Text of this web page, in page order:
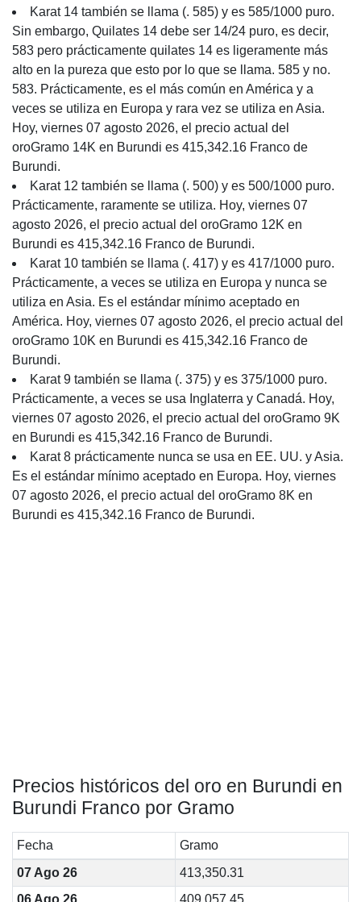
Karat 14 también se llama (. 585) y es 585/1000 puro.
Sin embargo, Quilates 14 debe ser 14/24 puro, es decir,
583 pero prácticamente quilates 14 es ligeramente más
alto en la pureza que esto por lo que se llama. 585 y no.
583. Prácticamente, es el más común en América y a
veces se utiliza en Europa y rara vez se utiliza en Asia.
Hoy, viernes 07 agosto 2026, el precio actual del
oroGramo 14K en Burundi es 415,342.16 Franco de
Burundi.
Karat 12 también se llama (. 500) y es 500/1000 puro.
Prácticamente, raramente se utiliza. Hoy, viernes 07
agosto 2026, el precio actual del oroGramo 12K en
Burundi es 415,342.16 Franco de Burundi.
Karat 10 también se llama (. 417) y es 417/1000 puro.
Prácticamente, a veces se utiliza en Europa y nunca se
utiliza en Asia. Es el estándar mínimo aceptado en
América. Hoy, viernes 07 agosto 2026, el precio actual del
oroGramo 10K en Burundi es 415,342.16 Franco de
Burundi.
Karat 9 también se llama (. 375) y es 375/1000 puro.
Prácticamente, a veces se usa Inglaterra y Canadá. Hoy,
viernes 07 agosto 2026, el precio actual del oroGramo 9K
en Burundi es 415,342.16 Franco de Burundi.
Karat 8 prácticamente nunca se usa en EE. UU. y Asia.
Es el estándar mínimo aceptado en Europa. Hoy, viernes
07 agosto 2026, el precio actual del oroGramo 8K en
Burundi es 415,342.16 Franco de Burundi.
Precios históricos del oro en Burundi en
Burundi Franco por Gramo
Fecha
Gramo
07 Ago 26
413,350.31
06 Ago 26
409,057.45